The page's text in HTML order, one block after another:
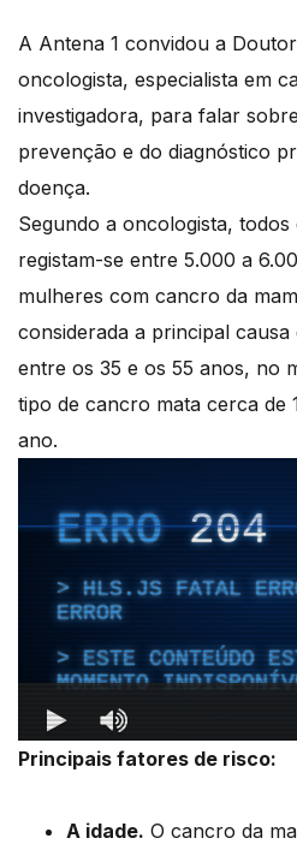
A Antena 1 convidou a
oncologista, especialista em
investigadora, para falar
prevenção e do diagnóstico
doença.
Segundo a oncologista,
registam-se entre 5.000 a
mulheres com cancro da
considerada a principal
entre os 35 e os 55 anos, no
tipo de cancro mata cerca de
ano.
Principais fatores de risco:
A idade. O cancro da